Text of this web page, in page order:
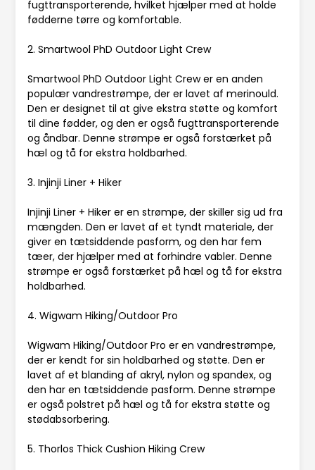
fugttransporterende, hvilket hjælper med at holde
fødderne tørre og komfortable.
2. Smartwool PhD Outdoor Light Crew
Smartwool PhD Outdoor Light Crew er en anden
populær vandrestrømpe, der er lavet af merinould.
Den er designet til at give ekstra støtte og komfort
til dine fødder, og den er også fugttransporterende
og åndbar. Denne strømpe er også forstærket på
hæl og tå for ekstra holdbarhed.
3. Injinji Liner + Hiker
Injinji Liner + Hiker er en strømpe, der skiller sig ud fra
mængden. Den er lavet af et tyndt materiale, der
giver en tætsiddende pasform, og den har fem
tæer, der hjælper med at forhindre vabler. Denne
strømpe er også forstærket på hæl og tå for ekstra
holdbarhed.
4. Wigwam Hiking/Outdoor Pro
Wigwam Hiking/Outdoor Pro er en vandrestrømpe,
der er kendt for sin holdbarhed og støtte. Den er
lavet af et blanding af akryl, nylon og spandex, og
den har en tætsiddende pasform. Denne strømpe
er også polstret på hæl og tå for ekstra støtte og
stødabsorbering.
5. Thorlos Thick Cushion Hiking Crew